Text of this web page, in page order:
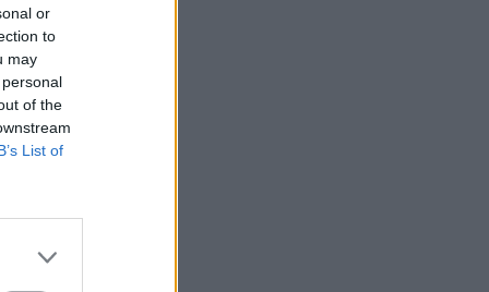
or
to
may
of the
List of